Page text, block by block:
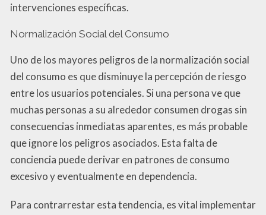
intervenciones específicas.
Normalización Social del Consumo
Uno de los mayores peligros de la normalización social
del consumo es que disminuye la percepción de riesgo
entre los usuarios potenciales. Si una persona ve que
muchas personas a su alrededor consumen drogas sin
consecuencias inmediatas aparentes, es más probable
que ignore los peligros asociados. Esta falta de
conciencia puede derivar en patrones de consumo
excesivo y eventualmente en dependencia.
Para contrarrestar esta tendencia, es vital implementar